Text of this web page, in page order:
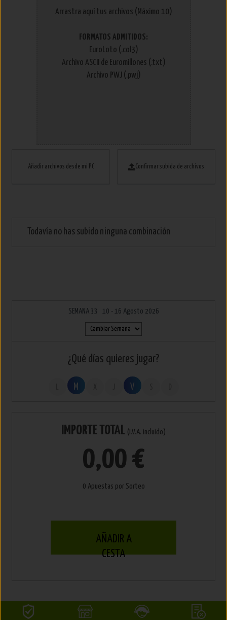
Arrastra aquí tus archivos (Máximo 10)
FORMATOS ADMITIDOS:
EuroLoto (.col3)
Archivo ASCII de Euromillones (.txt)
Archivo PWJ (.pwj)
Añadir archivos desde mi PC Confirmar subida de archivos
Todavía no has subido ninguna combinación
SEMANA 33 10 - 16 Agosto 2026
¿Qué días quieres jugar?
IMPORTE TOTAL (I.V.A. incluido)
0,00 €
0 Apuestas por Sorteo
AÑADIR A
CESTA